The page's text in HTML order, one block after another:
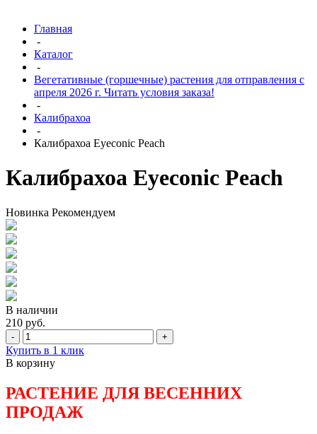
Главная
-
Каталог
-
Вегетативные (горшечные) растения для отправления с
апреля 2026 г. Читать условия заказа!
-
Калибрахоа
-
Калибрахоа Eyeconic Peach
Калибрахоа Eyeconic Peach
Новинка Рекомендуем
В наличии
210 руб.
- +
Купить в 1 клик
В корзину
РАСТЕНИЕ ДЛЯ ВЕСЕННИХ
ПРОДАЖ